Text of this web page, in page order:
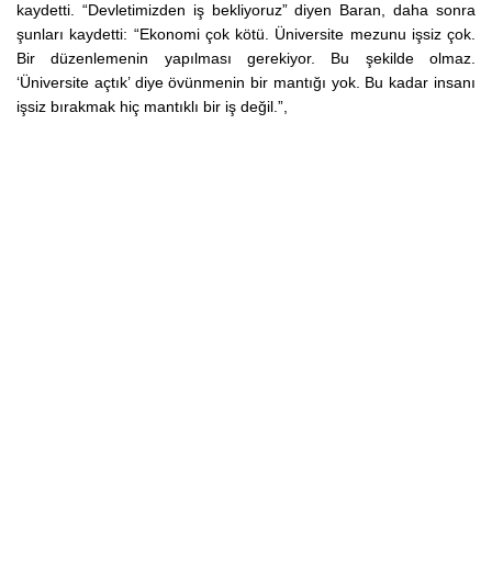
kaydetti. “Devletimizden iş bekliyoruz” diyen Baran, daha sonra
şunları kaydetti: “Ekonomi çok kötü. Üniversite mezunu işsiz çok.
Bir düzenlemenin yapılması gerekiyor. Bu şekilde olmaz.
‘Üniversite açtık’ diye övünmenin bir mantığı yok. Bu kadar insanı
işsiz bırakmak hiç mantıklı bir iş değil.”,